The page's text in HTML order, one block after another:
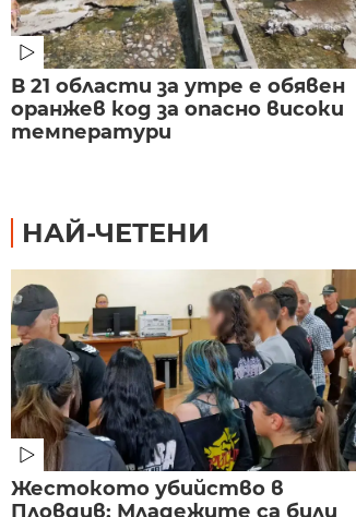
В 21 области за утре е обявен
оранжев код за опасно високи
температури
НАЙ-ЧЕТЕНИ
Жестокото убийство в
Пловдив: Младежите са били